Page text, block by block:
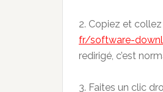
2. Copiez et
fr/software-
redirigé, c’est
3. Faites un clic